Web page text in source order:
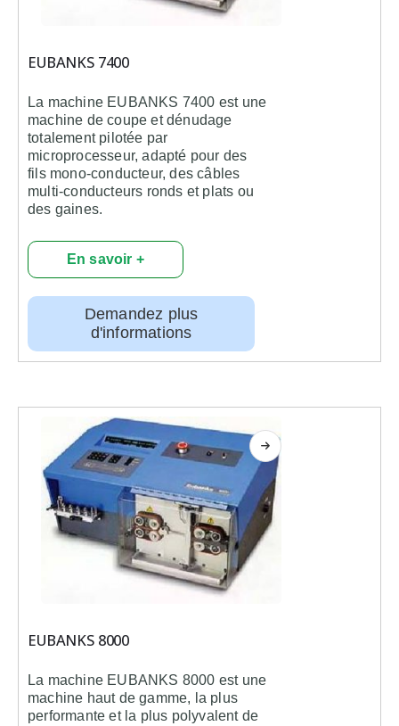
EUBANKS 7400
La machine EUBANKS 7400 est une
machine de coupe et dénudage
totalement pilotée par
microprocesseur, adapté pour des
fils mono-conducteur, des câbles
multi-conducteurs ronds et plats ou
des gaines.
En savoir +
Demandez plus
d'informations
EUBANKS 8000
La machine EUBANKS 8000 est une
machine haut de gamme, la plus
performante et la plus polyvalent de